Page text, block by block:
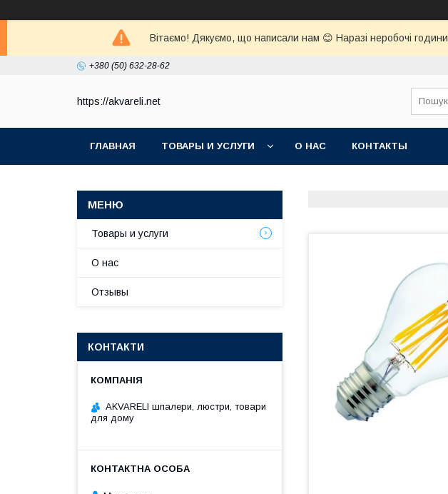
Вітаємо! Дякуємо, що написали нам 😊 Наразі неробочі
+380 (50) 632-28-62
https://akvareli.net
ГЛАВНАЯ ТОВАРЫ И УСЛУГИ О НАС КОНТАКТЫ
Товары и услуги
О нас
Отзывы
КОНТАКТИ
AKVARELI шпалери, люстри, товари
для дому